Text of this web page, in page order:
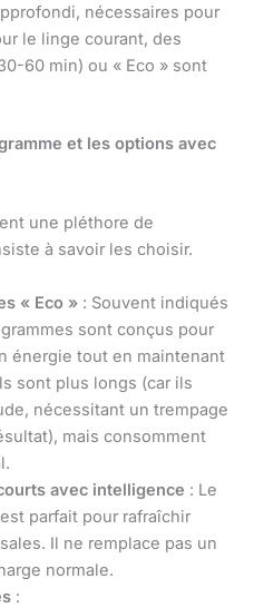
nécessaires pour
le linge courant, des
60 min) ou « Eco » sont
et les options avec
une pléthore de
à savoir les choisir.
« Eco » : Souvent indiqués
sont conçus pour
énergie tout en maintenant
sont plus longs (car ils
nécessitant un trempage
mais consomment
avec intelligence : Le
parfait pour rafraîchir
Il ne remplace pas un
normale.
: